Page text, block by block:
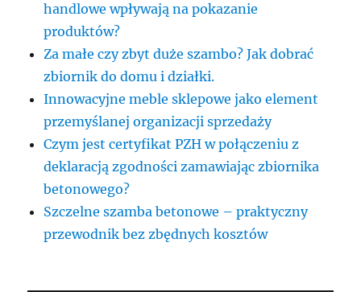
handlowe wpływają na pokazanie
produktów?
Za małe czy zbyt duże szambo? Jak dobrać
zbiornik do domu i działki.
Innowacyjne meble sklepowe jako element
przemyślanej organizacji sprzedaży
Czym jest certyfikat PZH w połączeniu z
deklaracją zgodności zamawiając zbiornika
betonowego?
Szczelne szamba betonowe – praktyczny
przewodnik bez zbędnych kosztów